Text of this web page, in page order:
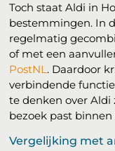
Toch staat Aldi in
bestemmingen. In
regelmatig
of met een
PostNL. Daardoor
verbindende
te denken over Aldi
bezoek past
Vergelijking met